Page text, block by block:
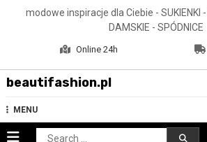
modowe inspiracje dla Ciebie - SUKIENKI -
DAMSKIE - SPÓDNICE
Online 24h
beautifashion.pl
MENU
Search